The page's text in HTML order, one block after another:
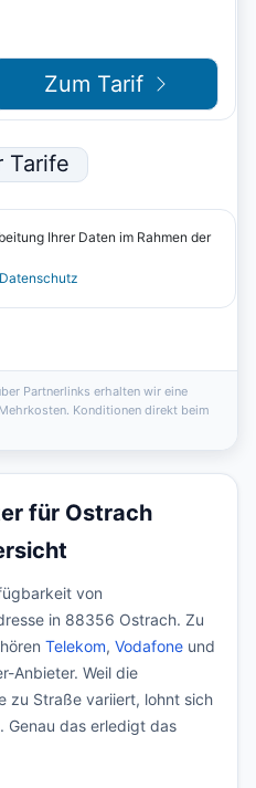
Partnerlinks erhalten wir eine
Konditionen direkt beim
für Ostrach
von
in 88356 Ostrach. Zu
Telekom, Vodafone und
Anbieter. Weil die
zu Straße variiert, lohnt sich
Genau das erledigt das